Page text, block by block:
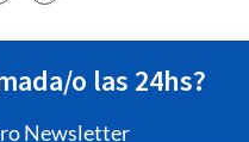
o las 24hs?
Newsletter